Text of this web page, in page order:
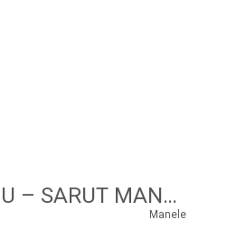
CULITA STERP SI SILVANA SAVOIU – SARUT MANA MAMA MEA
Manele